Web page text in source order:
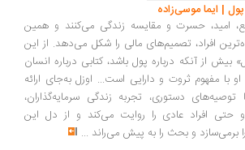
موسی‌زاده
حسرت و مقایسه زندگی می‌کنند و همین
تصمیم‌های مالی را شکل می‌دهد. از این
درباره پول باشد، کتابی درباره انسان
ثروت و دارایی است... اوزل به‌جای ارائه
دستوری، تجربه زندگی سرمایه‌گذاران،
افراد عادی را روایت می‌کند و از دل این
و بحث را به پیش می‌راند ...